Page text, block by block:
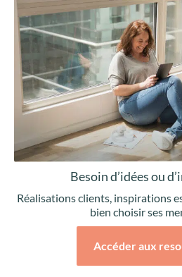
Besoin d’idées ou
Réalisations clients, inspirations
bien choisir ses
Accéder aux